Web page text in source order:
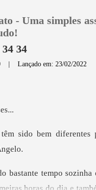
App
- Uma simples
34
|Lançado em: 23/02/2022
diferentes